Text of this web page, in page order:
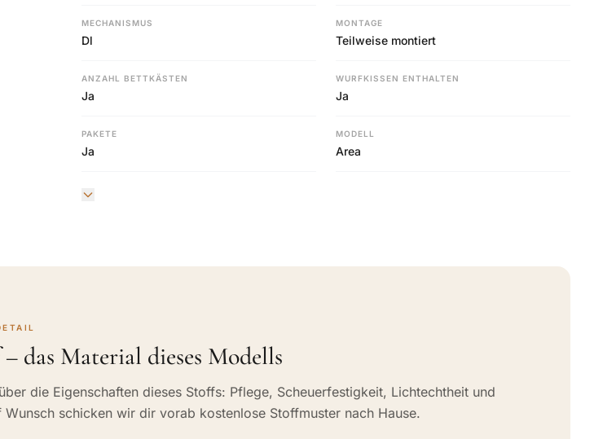
MECHANISMUS
Dl
MONTAGE
Teilweise montiert
ANZAHL BETTKÄSTEN
Ja
WURFKISSEN ENTHALTEN
Ja
PAKETE
Ja
MODELL
Area
das Material dieses Modells
die Eigenschaften dieses Stoffs: Pflege, Scheuerfestigkeit, Lichtechtheit und
Wunsch schicken wir dir vorab kostenlose Stoffmuster nach Hause.